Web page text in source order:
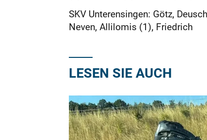
SKV Unterensingen: Götz,
Neven, Allilomis (1), Friedrich
LESEN SIE AUCH